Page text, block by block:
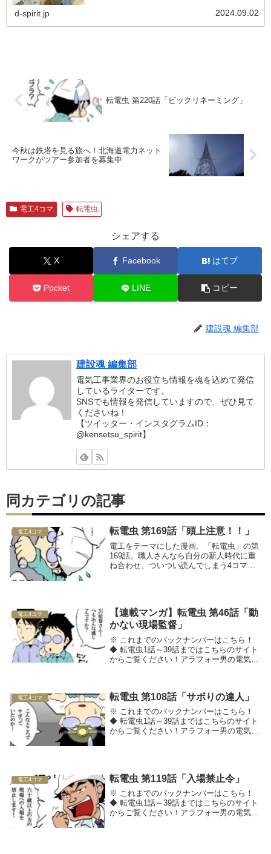
d-spirit.jp 2024.09.02
転電虫 第220話「ビックリネーミング」
今秋は鉄塔を見る旅へ！北海道電力ネット
ワークがツアー参加者を募集中
電工4コマ 転電虫
シェアする
X Facebook はてブ
Pocket LINE コピー
建設魂 編集部
建設魂 編集部
電気工事業界のお役立ち情報を魂を込めて発信
しているライターです。
SNSでも情報を発信していますので、ぜひ見て
くださいね！
【ツイッター・インスタグラムID：
@kensetsu_spirit】
同カテゴリの記事
電工4コマ 転電虫 第169話「頭上注意！！」
電工をテーマにした漫画、「転電虫」の第
169話。職人さんなら自分の新人時代に重
ね合わせ、ついつい読んでしまう4コママ
電工4コマ
【連載マンガ】転電虫 第46話「動
かない現場監督」
※ これまでのバックナンバーはこちら！
◆ 転電虫1話～39話まではこちらのサイト
からご覧ください！アラフォー男の電気工
電工4コマ 転電虫 第108話「サボりの達人」
※ これまでのバックナンバーはこちら！
◆ 転電虫1話～39話まではこちらのサイト
からご覧ください！アラフォー男の電気工
電工4コマ 転電虫 第119話「入場禁止令」
※ これまでのバックナンバーはこちら！
◆ 転電虫1話～39話まではこちらのサイト
からご覧ください！アラフォー男の電気工